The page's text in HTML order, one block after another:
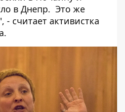
в Днепр. Это же
- считает активистка